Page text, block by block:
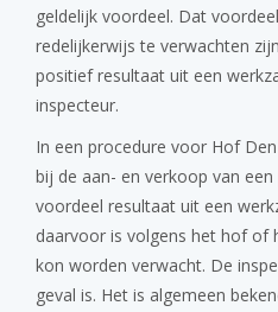
geldelijk voordeel. Dat
redelijkerwijs te verwachten
positief resultaat uit een
inspecteur.
In een procedure voor Hof
bij de aan- en verkoop van
voordeel resultaat uit een
daarvoor is volgens het hof of
kon worden verwacht. De
geval is. Het is algemeen